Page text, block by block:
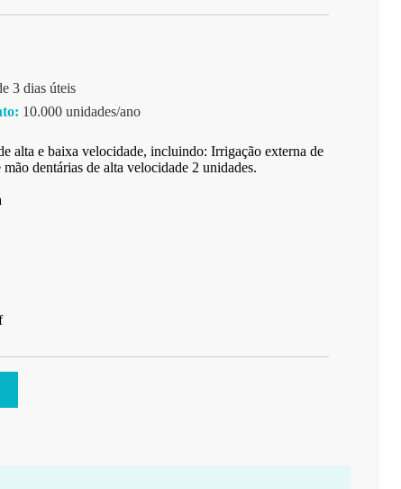
3 dias úteis
10.000 unidades/ano
alta e baixa velocidade, incluindo: Irrigação externa de
dentárias de alta velocidade 2 unidades.